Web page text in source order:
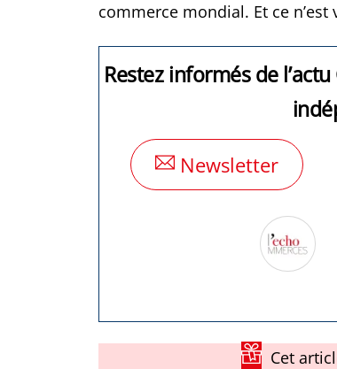
commerce mondial. Et ce
Restez informés de
Newsletter
Cet